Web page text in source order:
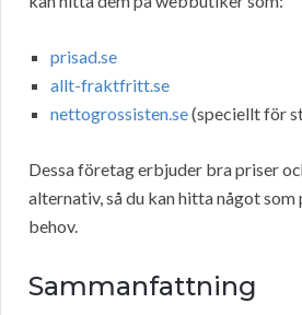
prisad.se
allt-fraktfritt.se
nettogrossisten.se(speciellt för
Dessa företag erbjuder bra priser
alternativ, så du kan hitta något som
behov.
Sammanfattning